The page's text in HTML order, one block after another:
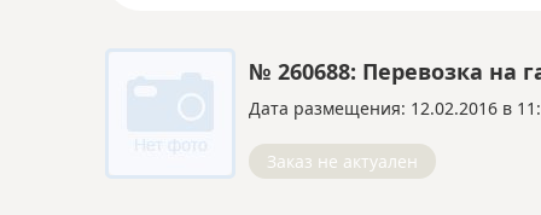
№ 260688: Перевозка на
Дата размещения: 12.02.2016 в
Заказ не актуален